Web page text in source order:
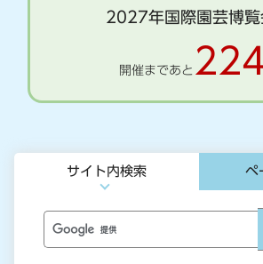
2027年国際園芸博覧
開催まであと
サイト内検索 ペ